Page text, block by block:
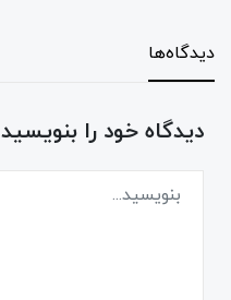
دیدگاه‌ها
دیدگاه خود را بنویسید